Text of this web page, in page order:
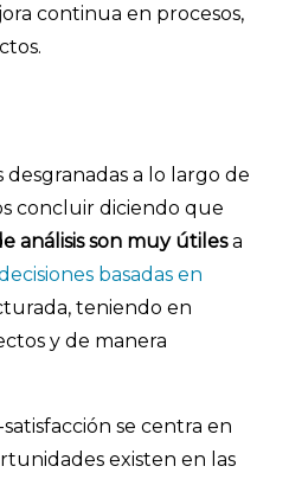
continua en procesos,
desgranadas a lo largo de
concluir diciendo que
análisis son muy útilesa
basadas en
teniendo en
y de manera
se centra en
existen en las